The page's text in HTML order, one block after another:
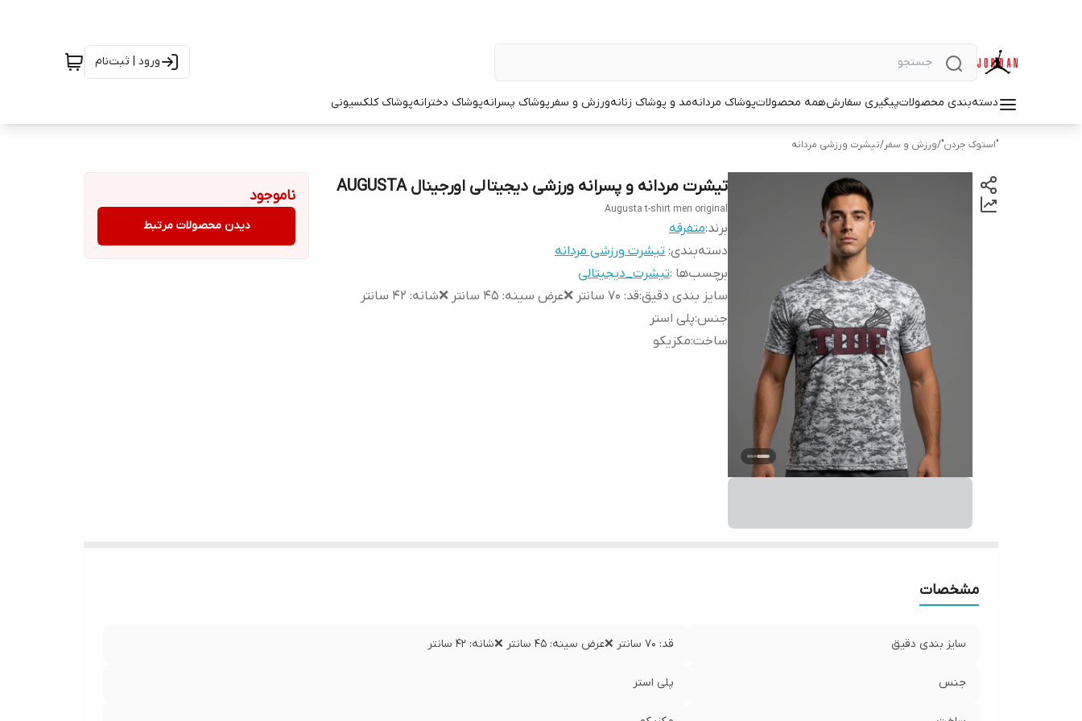
ورود | ثبت‌نام
دسته‌بندی محصولاتپیگیری سفارشهمه محصولاتپوشاک مردانهمد و پوشاک زنانهورزش و سفرپوشاک پسرانهپوشاک دخترانهپوشاک کلکسیونی
"استوک جردن"/ورزش و سفر/تیشرت ورزشی مردانه
تیشرت مردانه و پسرانه ورزشی دیجیتالی اورجینال AUGUSTA
Augusta t-shirt men original
برند:متفرقه
دسته‌بندی: تیشرت ورزشی مردانه
برچسب‌ها :تیشرت_دیجیتالی
سایز بندی دقیق:قد: ۷۰ سانتر ❌عرض سینه: ۴۵ سانتر ❌شانه: ۴۲ سانتر
جنس:پلی استر
ساخت:مکزیکو
ناموجود
دیدن محصولات مرتبط
مشخصات
سایز بندی دقیق قد: ۷۰ سانتر ❌عرض سینه: ۴۵ سانتر ❌شانه: ۴۲ سانتر
جنس پلی استر